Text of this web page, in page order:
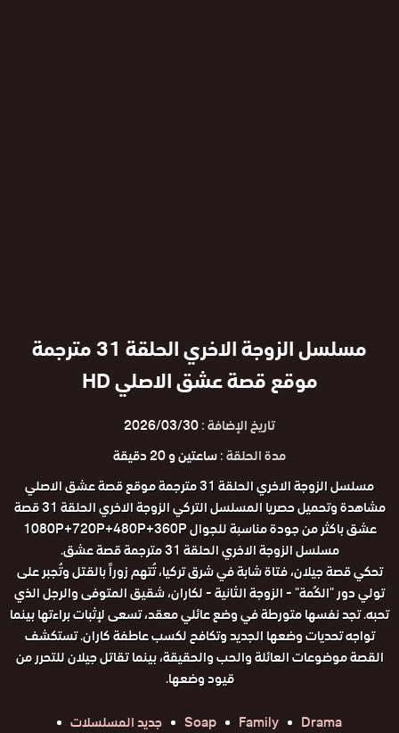
مسلسل الزوجة الاخري الحلقة 31 مترجمة
موقع قصة عشق الاصلي HD
تاريخ الإضافة :2026/03/30
مدة الحلقة :ساعتين و 20 دقيقة
مسلسل الزوجة الاخري الحلقة 31 مترجمة موقع قصة عشق الاصلي
مشاهدة وتحميل حصريا المسلسل التركي الزوجة الاخري الحلقة 31 قصة
عشق باكثر من جودة مناسبة للجوال 1080P+720P+480P+360P
مسلسل الزوجة الاخري الحلقة 31 مترجمة قصة عشق.
تحكي قصة جيلان، فتاة شابة في شرق تركيا، تُتهم زوراً بالقتل وتُجبر على
تولي دور "الكُمة" - الزوجة الثانية - لكاران، شقيق المتوفى والرجل الذي
تحبه. تجد نفسها متورطة في وضع عائلي معقد، تسعى لإثبات براءتها بينما
تواجه تحديات وضعها الجديد وتكافح لكسب عاطفة كاران. تستكشف
القصة موضوعات العائلة والحب والحقيقة، بينما تقاتل جيلان للتحرر من
قيود وضعها.
Drama
Family
Soap جديد المسلسلات